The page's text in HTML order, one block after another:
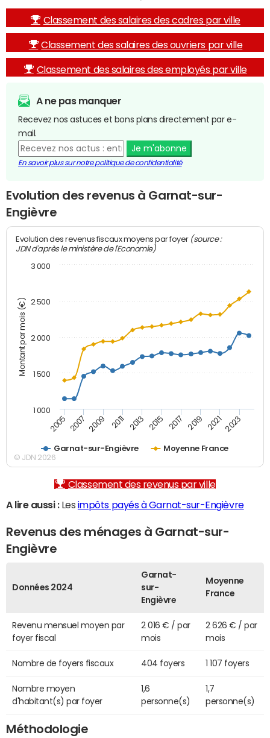
Classement des salaires des cadres par ville
Classement des salaires des ouvriers par ville
Classement des salaires des employés par ville
A ne pas manquer
Recevez nos astuces et bons plans directement par e-
mail.
Je m'abonne
En savoir plus sur notre politique de confidentialité
Evolution des revenus à Garnat-sur-
Engièvre
Montant par mois (€)
Evolution des revenus fiscaux moyens par foyer (source :
JDN d'après le ministère de l'Economie)
Garnat-sur-Engièvre Moyenne France
2005 2007 2009 2011 2013 2015 2017 2019 2021 2023
1 000
1 500
2 000
2 500
3 000
© JDN 2026
Classement des revenus par ville
A lire aussi :Les impôts payés à Garnat-sur-Engièvre
Revenus des ménages à Garnat-sur-
Engièvre
Données 2024
Garnat-
sur-
Engièvre
Moyenne
France
Revenu mensuel moyen par
foyer fiscal
2 016 € / par
mois
2 626 € / par
mois
Nombre de foyers fiscaux 404 foyers 1 107 foyers
Nombre moyen
d'habitant(s) par foyer
1,6
personne(s)
1,7
personne(s)
Méthodologie